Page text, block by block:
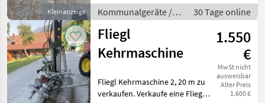
Sonstige
KATEGORIE
WÄHLEN
Sonstige
Fliegl
Kleinanzeige
hydraulische Entleerung,
Tasträder, 3. Stützrad, Seiten
Kommunalgeräte /
Kehrtechnik
30 Tage online
Fliegl
Kehrmaschine
1.550
€
MwSt nicht
ausweisbar
Alter Preis
1.600 €
Fliegl Kehrmaschine 2, 20 m zu
verkaufen. Verkaufe eine Fliegl